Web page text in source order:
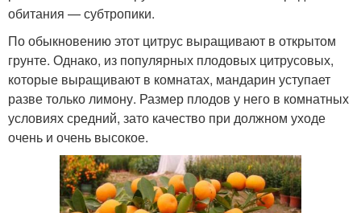
обитания — субтропики.
По обыкновению этот цитрус выращивают в открытом
грунте. Однако, из популярных плодовых цитрусовых,
которые выращивают в комнатах, мандарин уступает
разве только лимону. Размер плодов у него в комнатных
условиях средний, зато качество при должном уходе
очень и очень высокое.